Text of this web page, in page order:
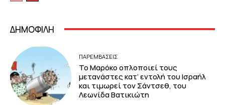
ΔΗΜΟΦΙΛΗ
ΠΑΡΕΜΒΑΣΕΙΣ
Το Μαρόκο οπλοποιεί τους
μετανάστες κατ’ εντολή του Ισραήλ
και τιμωρεί τον Σάντσεθ, του
Λεωνίδα Βατικιώτη